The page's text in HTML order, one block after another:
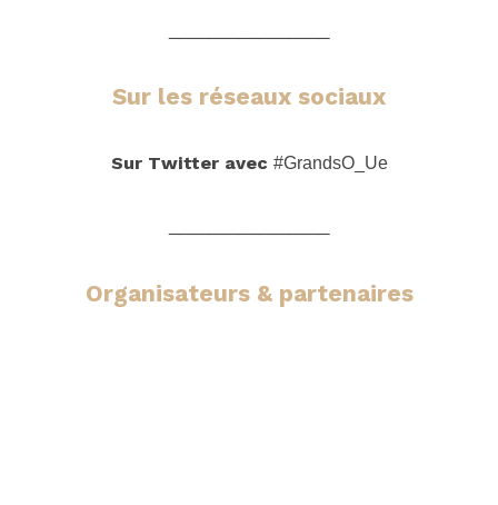
Sur les réseaux sociaux
Sur Twitter avec #GrandsO_Ue
Organisateurs & partenaires